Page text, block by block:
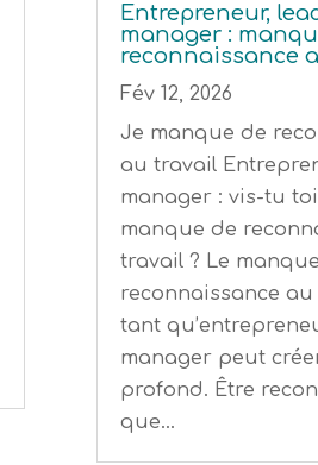
Entrepreneur,
manager :
reconnaissance
Fév 12, 2026
Je manque de
au travail
manager : vis-tu
manque de
travail ? Le
reconnaissance
tant
manager peut
profond. Être
que...